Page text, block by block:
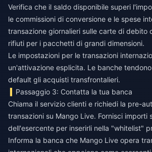
Verifica che il saldo disponibile superi
le commissioni di conversione e le spese
transazione giornalieri sulle carte di debito
rifiuti per i pacchetti di grandi dimensioni.
Le impostazioni per le transazioni
un'attivazione esplicita. Le banche
default gli acquisti transfrontalieri.
Passaggio 3: Contatta la tua banca
Chiama il servizio clienti e richiedi la pre-
transazioni su Mango Live. Fornisci importi
dell'esercente per inserirli nella "whitelist"
Informa la banca che Mango Live opera